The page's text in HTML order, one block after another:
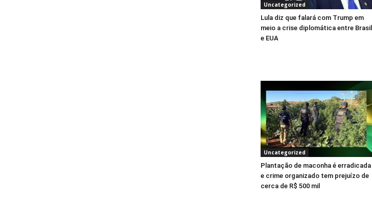
Uncategorized
Lula diz que falará com Trump em
meio a crise diplomática entre Brasil
e EUA
Uncategorized
Plantação de maconha é erradicada
e crime organizado tem prejuízo de
cerca de R$ 500 mil